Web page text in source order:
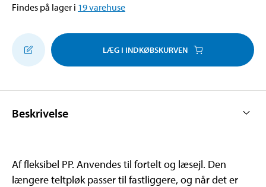
Findes på lager i 19varehuse
LÆG I INDKØBSKURVEN
Beskrivelse
Af fleksibel PP. Anvendes til fortelt og læsejl. Den
længere teltpløk passer til fastliggere, og når det er